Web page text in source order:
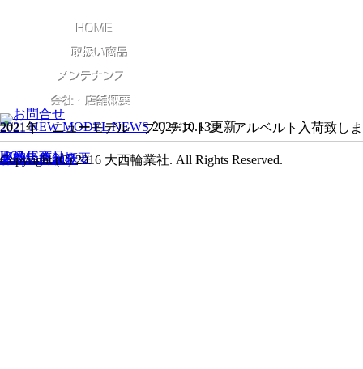
2021 NEW MODEL NEWS 2020.10.13更新
2021年 ニューモデル ブリヂストン アルベルト入荷致しま
HOME
取扱い商品
メンテナンス
会社・店舗概要
お問い合わせ
Copyright (C) 2016 大西輪業社. All Rights Reserved.